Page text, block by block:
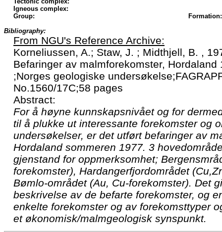
Igneous complex:
Group:
Formation:
Bibliography:
From NGU's Reference Archive:
Korneliussen, A.; Staw, J. ; Midthjell, B. ,
Befaringer av malmforekomster, Hordaland
;Norges geologiske
No.1560/17C;58 pages
Abstract:
For å høyne kunnskapsnivået og for
til å plukke ut interessante forekomster og
undersøkelser, er det utført befaringer av
Hordaland sommeren 1977. 3
gjenstand for oppmerksomhet;
forekomster), Hardangerfjordområdet
Bømlo-området (Au, Cu-forekomster). Det
beskrivelse av de befarte forekomster, og
enkelte forekomster og av forekomsttyper
et økonomisk/malmgeologisk synspunkt.